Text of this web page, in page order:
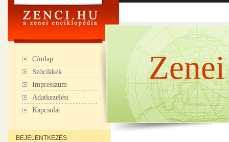
Címlap
Szócikkek
Impresszum
Adatkezelési
Kapcsolat
BEJELENTKEZÉS